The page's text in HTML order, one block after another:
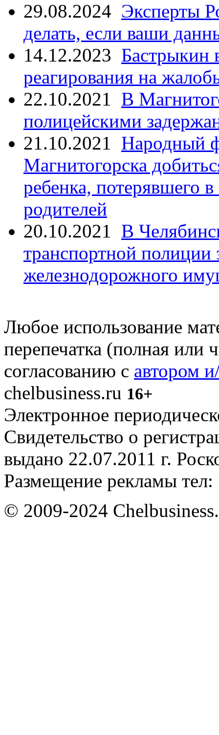
29.08.2024 Эксперты
делать, если ваши
14.12.2023 Бастрыкин
реагирования на
22.10.2021 В
полицейскими
21.10.2021 Народный
Магнитогорска
ребенка, потерявшего
родителей
20.10.2021 В
транспортной
железнодорожного
Любое использование
перепечатка (полная или
согласованию с автором
chelbusiness.ru 16+
Электронное
Свидетельство о
выдано 22.07.2011 г.
Размещение рекламы
© 2009-2024